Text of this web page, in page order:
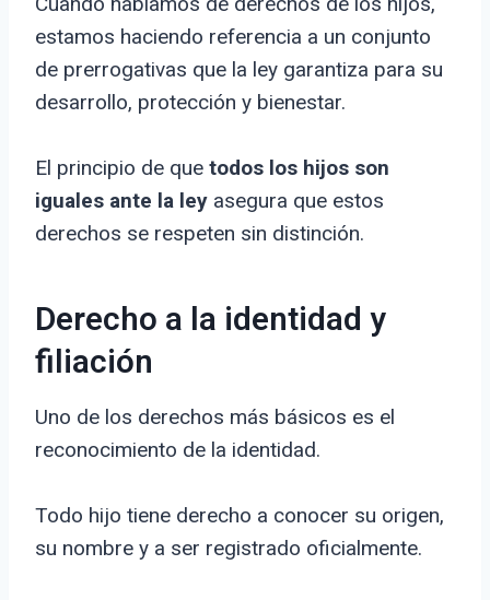
estamos haciendo referencia a un conjunto
de prerrogativas que la ley garantiza para su
desarrollo, protección y bienestar.
El principio de que todos los hijos son
iguales ante la ley asegura que estos
derechos se respeten sin distinción.
Derecho a la identidad y
filiación
Uno de los derechos más básicos es el
reconocimiento de la identidad.
Todo hijo tiene derecho a conocer su origen,
su nombre y a ser registrado oficialmente.